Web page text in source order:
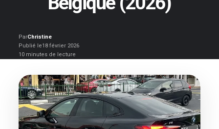
ParChristine
Publié le18 février 2026
10 minutes de lecture